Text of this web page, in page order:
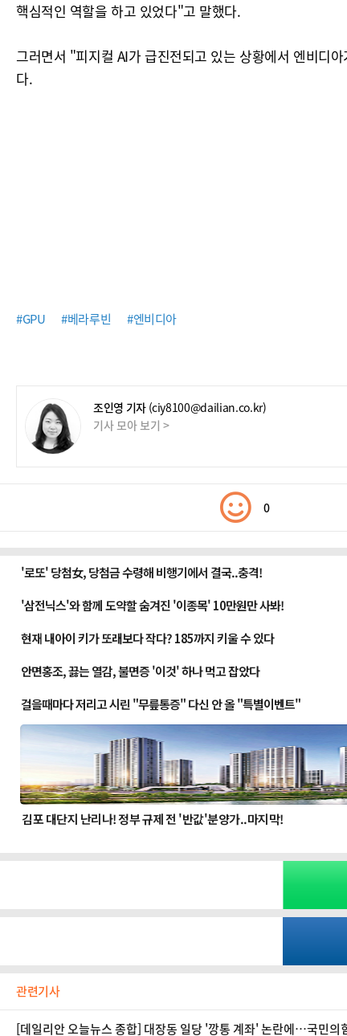
핵심적인 역할을 하고 있었다"고 말했다.
그러면서 "피지컬 AI가 급진전되고 있는 상황에서 엔비디
다.
#GPU #베라루빈 #엔비디아
조인영 기자 (ciy8100@dailian.co.kr)
기사 모아 보기 >
0
관련기사
[데일리안 오늘뉴스 종합] 대장동 일당 '깡통 계좌' 논란에…국민